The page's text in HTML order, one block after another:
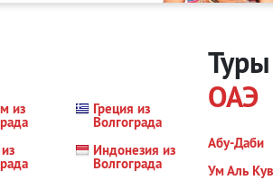
из Греция из
Волгограда
Индонезия из
Волгограда
ОАЭ
Абу-Даби
Ум Аль